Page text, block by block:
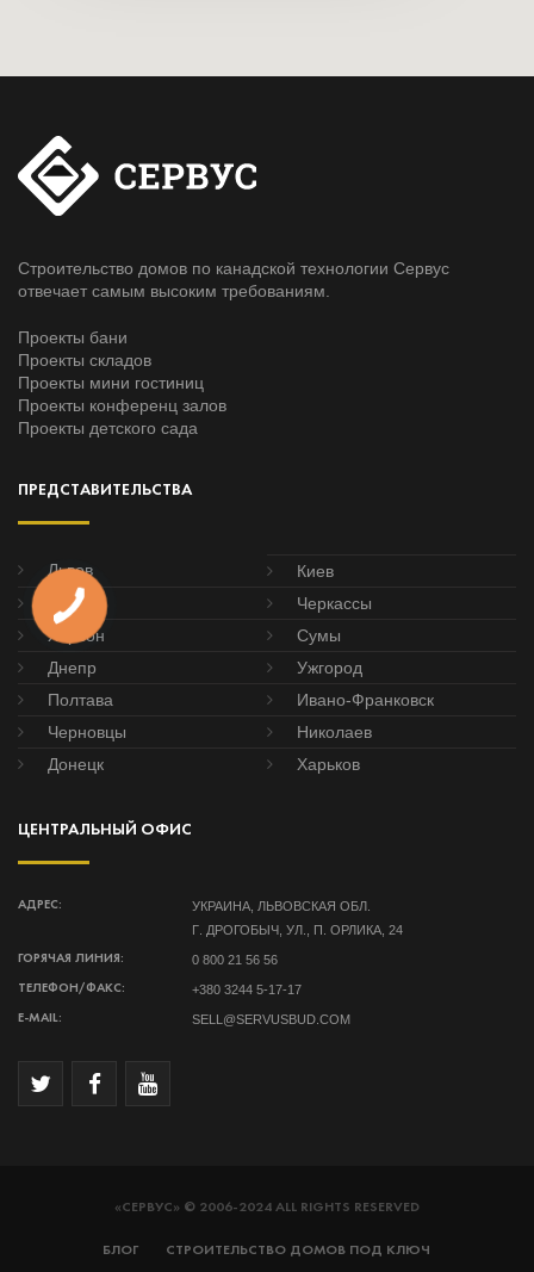
Строительство домов по канадской технологии Сервус
отвечает самым высоким требованиям.
Проекты бани
Проекты складов
Проекты мини гостиниц
Проекты конференц залов
Проекты детского сада
ПРЕДСТАВИТЕЛЬСТВА
Львов
Киев
Одесса
Черкассы
Херсон
Сумы
Днепр
Ужгород
Полтава
Ивано-Франковск
Черновцы
Николаев
Донецк
Харьков
ЦЕНТРАЛЬНЫЙ ОФИС
АДРЕС:
УКРАИНА, ЛЬВОВСКАЯ ОБЛ.
Г. ДРОГОБЫЧ, УЛ., П. ОРЛИКА, 24
ГОРЯЧАЯ ЛИНИЯ: 0 800 21 56 56
ТЕЛЕФОН/ФАКС: +380 3244 5-17-17
E-MAIL: SELL@SERVUSBUD.COM
«СЕРВУС» © 2006-2024 ALL RIGHTS RESERVED
БЛОГ СТРОИТЕЛЬСТВО ДОМОВ ПОД КЛЮЧ